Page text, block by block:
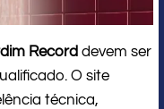
Record devem ser
O site
técnica,